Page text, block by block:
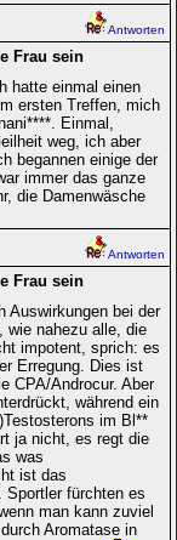
Antworten
Frau sein
hatte einmal einen
ersten Treffen, mich
Einmal,
weg, ich aber
begannen einige der
immer das ganze
die Damenwäsche
Antworten
Frau sein
Auswirkungen bei der
wie nahezu alle, die
impotent, sprich: es
Erregung. Dies ist
CPA/Androcur. Aber
während ein
im Bl**
ja nicht, es regt die
was
ist das
Sportler fürchten es
man kann zuviel
Aromatase in